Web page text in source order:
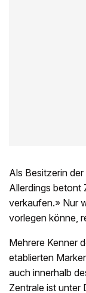
Als Besitzerin
Allerdings betont
verkaufen.» Nur
vorlegen könne,
Mehrere Kenner
etablierten
auch innerhalb
Zentrale ist unter